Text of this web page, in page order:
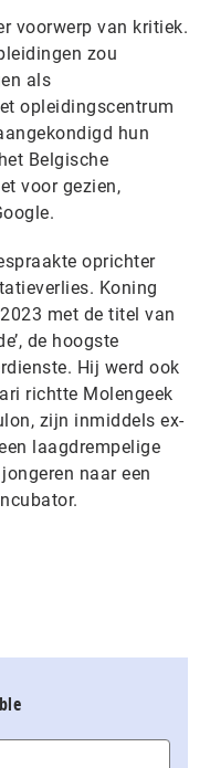
voorwerp van kritiek.
zou
als
opleidingscentrum
hun
Belgische
voor gezien,
oprichter
Koning
met de titel van
de hoogste
Hij werd ook
richtte Molengeek
zijn inmiddels ex-
laagdrempelige
naar een